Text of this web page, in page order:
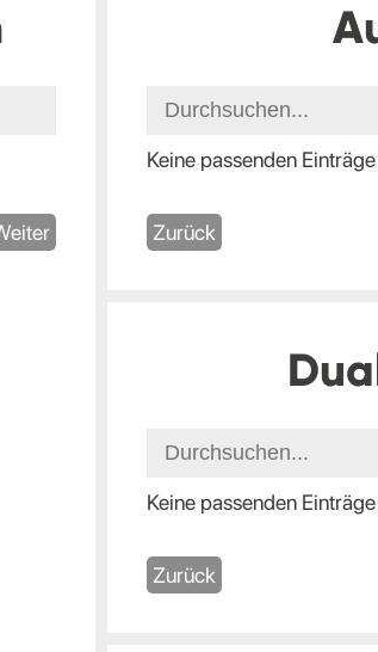
Keine passenden
Zurück
Keine passenden
Zurück